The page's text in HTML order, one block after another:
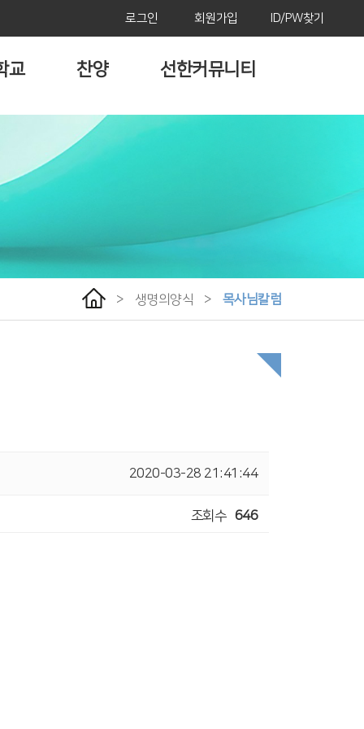
로그인 회원가입 ID/PW찾기
교 찬양 선한커뮤니티
> 생명의양식 > 목사님칼럼
2020-03-28 21:41:44
조회수 646